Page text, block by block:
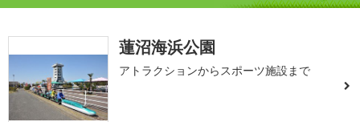
蓮沼海浜公園
アトラクションからスポーツ施設まで